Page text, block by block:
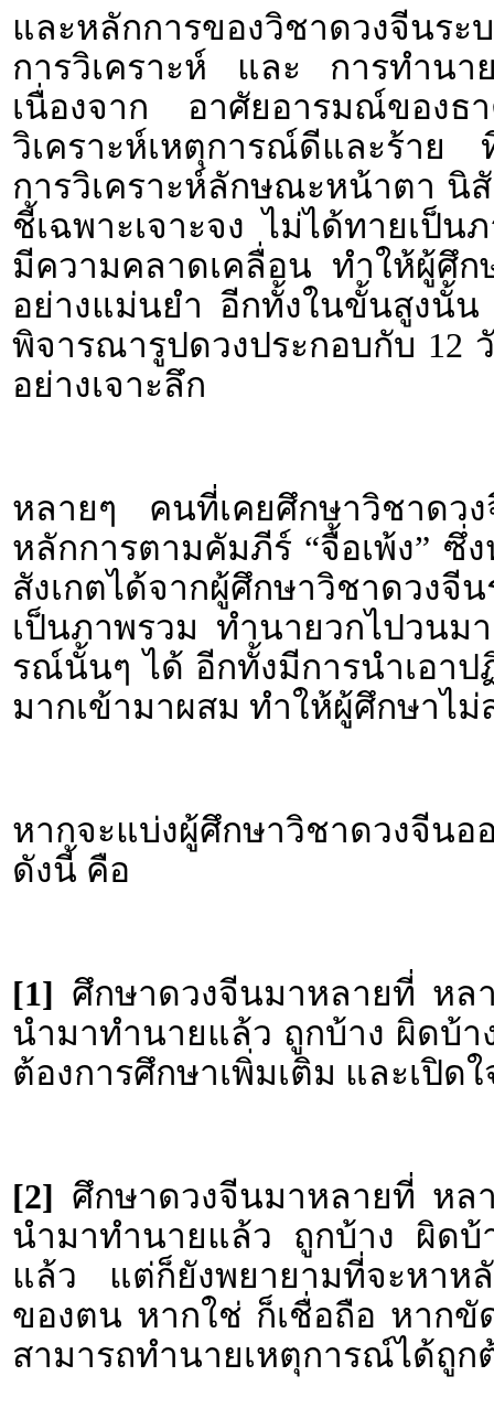
และหลักการของวิชาดวงจีนร
การวิเคราะห์ และ การทำนา
เนื่องจาก อาศัยอารมณ์ของ
วิเคราะห์เหตุการณ์ดีและร้าย
การวิเคราะห์ลักษณะหน้าตา นิ
ชี้เฉพาะเจาะจง ไม่ได้ทายเป็
มีความคลาดเคลื่อน ทำให้ผู้ศึ
อย่างแม่นยำ อีกทั้งในขั้นสูงนั้น
พิจารณารูปดวงประกอบกับ 12
อย่างเจาะลึก
หลายๆ คนที่เคยศึกษาวิชาดว
หลักการตามคัมภีร์ “จื้อเพ้ง” ซึ่
สังเกตได้จากผู้ศึกษาวิชาดวง
เป็นภาพรวม ทำนายวกไปวนม
รณ์นั้นๆ ได้ อีกทั้งมีการนำเอาป
มากเข้ามาผสม ทำให้ผู้ศึกษาไ
หากจะแบ่งผู้ศึกษาวิชาดวงจีน
ดังนี้ คือ
[1] ศึกษาดวงจีนมาหลายที่ หล
นำมาทำนายแล้ว ถูกบ้าง ผิดบ้า
ต้องการศึกษาเพิ่มเติม และเปิด
[2] ศึกษาดวงจีนมาหลายที่ หล
นำมาทำนายแล้ว ถูกบ้าง ผิดบ้
แล้ว แต่ก็ยังพยายามที่จะหาห
ของตน หากใช่ ก็เชื่อถือ หากขั
สามารถทำนายเหตุการณ์ได้ถูก